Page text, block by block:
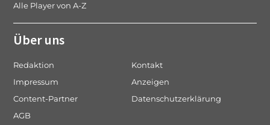
Alle Player von A-Z
Über uns
Redaktion
Kontakt
Impressum
Anzeigen
Content-Partner
Datenschutzerklärung
AGB